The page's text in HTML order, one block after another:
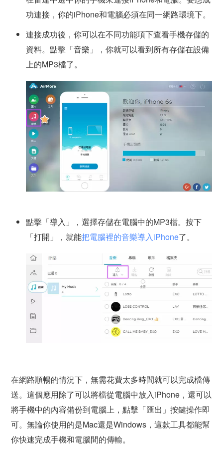
功連接，你的iPhone和電腦必須在同一網路環境下。
連接成功後，你可以在不同功能項下查看手機存儲的
資料。點擊「音樂」，你就可以看到所有存儲在設備
上的MP3檔了。
點擊「導入」，選擇存儲在電腦中的MP3檔。按下
「打開」，就能把電腦裡的音樂導入iPhone了。
在網路順暢的情況下，無需花費太多時間就可以完成檔傳
送。這個應用除了可以將檔從電腦中放入iPhone，還可以
將手機中的內容備份到電腦上，點擊「匯出」按鍵操作即
可。無論你使用的是Mac還是Windows，這款工具都能幫
你快速完成手機和電腦間的傳輸。